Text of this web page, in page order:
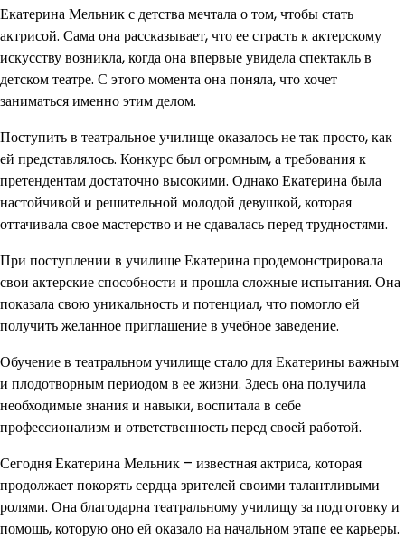
Екатерина Мельник с детства мечтала о том, чтобы стать
актрисой. Сама она рассказывает, что ее страсть к актерскому
искусству возникла, когда она впервые увидела спектакль в
детском театре. С этого момента она поняла, что хочет
заниматься именно этим делом.
Поступить в театральное училище оказалось не так просто, как
ей представлялось. Конкурс был огромным, а требования к
претендентам достаточно высокими. Однако Екатерина была
настойчивой и решительной молодой девушкой, которая
оттачивала свое мастерство и не сдавалась перед трудностями.
При поступлении в училище Екатерина продемонстрировала
свои актерские способности и прошла сложные испытания. Она
показала свою уникальность и потенциал, что помогло ей
получить желанное приглашение в учебное заведение.
Обучение в театральном училище стало для Екатерины важным
и плодотворным периодом в ее жизни. Здесь она получила
необходимые знания и навыки, воспитала в себе
профессионализм и ответственность перед своей работой.
Сегодня Екатерина Мельник – известная актриса, которая
продолжает покорять сердца зрителей своими талантливыми
ролями. Она благодарна театральному училищу за подготовку и
помощь, которую оно ей оказало на начальном этапе ее карьеры.